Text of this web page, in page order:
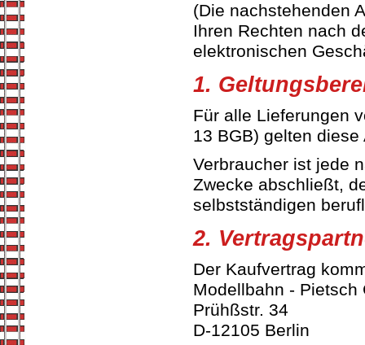
(Die nachstehenden
Ihren Rechten nach
elektronischen
1.
Für alle Lieferungen
13 BGB) gelten
Verbraucher ist jede
Zwecke abschließt,
selbstständigen
2.
Der Kaufvertrag
Modellbahn - Pietsch
Prühßstr. 34
D-12105 Berlin